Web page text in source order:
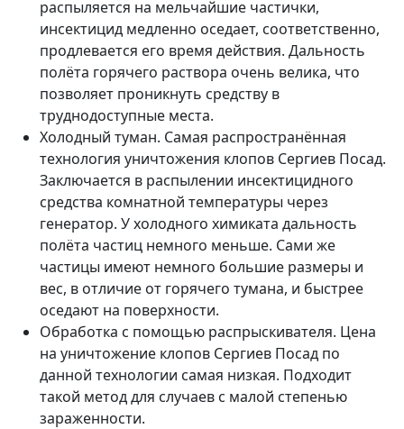
распыляется на мельчайшие частички,
инсектицид медленно оседает, соответственно,
продлевается его время действия. Дальность
полёта горячего раствора очень велика, что
позволяет проникнуть средству в
труднодоступные места.
Холодный туман. Самая распространённая
технология уничтожения клопов Сергиев Посад.
Заключается в распылении инсектицидного
средства комнатной температуры через
генератор. У холодного химиката дальность
полёта частиц немного меньше. Сами же
частицы имеют немного большие размеры и
вес, в отличие от горячего тумана, и быстрее
оседают на поверхности.
Обработка с помощью распрыскивателя. Цена
на уничтожение клопов Сергиев Посад по
данной технологии самая низкая. Подходит
такой метод для случаев с малой степенью
зараженности.